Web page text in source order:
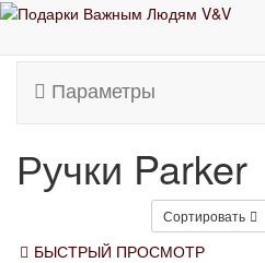
Бизнес аксессуары
Параметры
Ручки Parker
Сортировать
БЫСТРЫЙ ПРОСМОТР